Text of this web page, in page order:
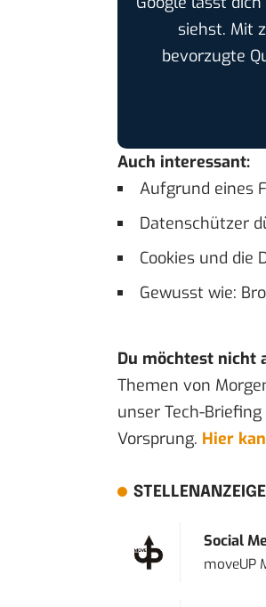
siehst. Mit
bevorzugte
Auch interessant:
Aufgrund eines
Datenschützer
Cookies und die
Gewusst wie:
Du möchtest nicht
Themen von
unser Tech-
Vorsprung. Hier
Social
moveUP